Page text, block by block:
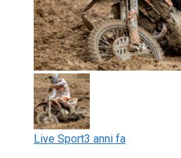
Live Sport3 anni fa